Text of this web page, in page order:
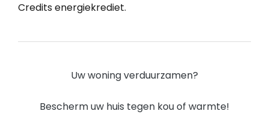
Credits energiekrediet.
Uw woning verduurzamen?
Bescherm uw huis tegen kou of warmte!